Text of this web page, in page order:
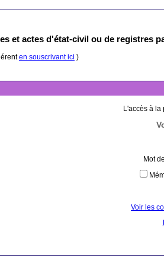
et actes d'état-civil ou de registres
en souscrivant ici )
L'accès à la
Mot
Voir les